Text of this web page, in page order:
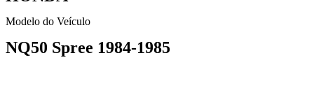
Modelo do Veículo
NQ50 Spree 1984-1985